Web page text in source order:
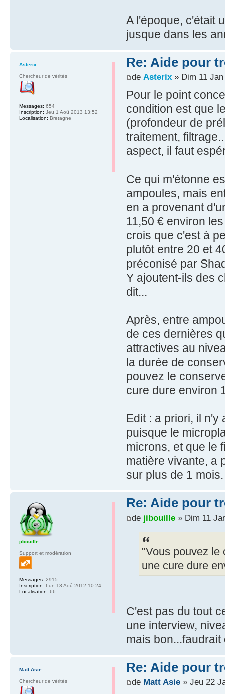
A l'époque, c'était
jusque dans les
Re: Aide pour
de Asterix» Dim 11 Jan
Pour le point
condition est que
(profondeur de
traitement,
aspect, il faut
Ce qui m'étonne
ampoules, mais
en a provenant
11,50 € environ
crois que c'est à
plutôt entre 20 et
préconisé par
Y ajoutent-ils des
dit...
Après, entre
de ces dernières
attractives au
la durée de
pouvez le
cure dure environ
Edit : a priori, il
puisque le
microns, et que le
matière vivante, a
sur plus de 1 mois.
Asterix
Chercheur de vérités
Messages: 654
Inscription: Jeu 1 Aoû 2013 13:52
Localisation: Bretagne
Re: Aide pour
de jibouille» Dim 11
"Vous pouvez le
une cure dure
C'est pas du tout
une interview,
mais
jibouille
Support et modération
Messages: 2915
Inscription: Lun 13 Aoû 2012 10:24
Localisation: 66
Re: Aide pour
de Matt Asie» Jeu 22
Matt Asie
Chercheur de vérités